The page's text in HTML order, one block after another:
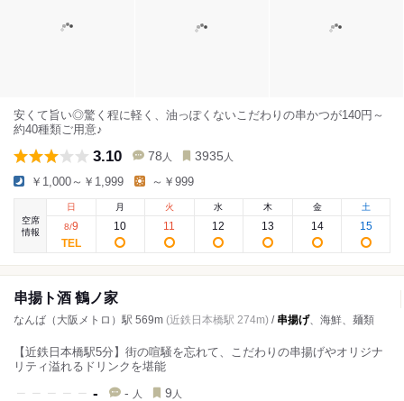
安くて旨い◎驚く程に軽く、油っぽくないこだわりの串かつが140円～
約40種類ご用意♪
3.10 78 人 3935 人
￥1,000～￥1,999 ～￥999
空席
情報
日
8/9
月
10
火
11
水
12
木
13
金
14
土
15
串揚ト酒 鶴ノ家
なんば（大阪メトロ）駅 569m (近鉄日本橋駅 274m) / 串揚げ、海鮮、麺類
【近鉄日本橋駅5分】街の喧騒を忘れて、こだわりの串揚げやオリジナ
リティ溢れるドリンクを堪能
- - 人 9 人